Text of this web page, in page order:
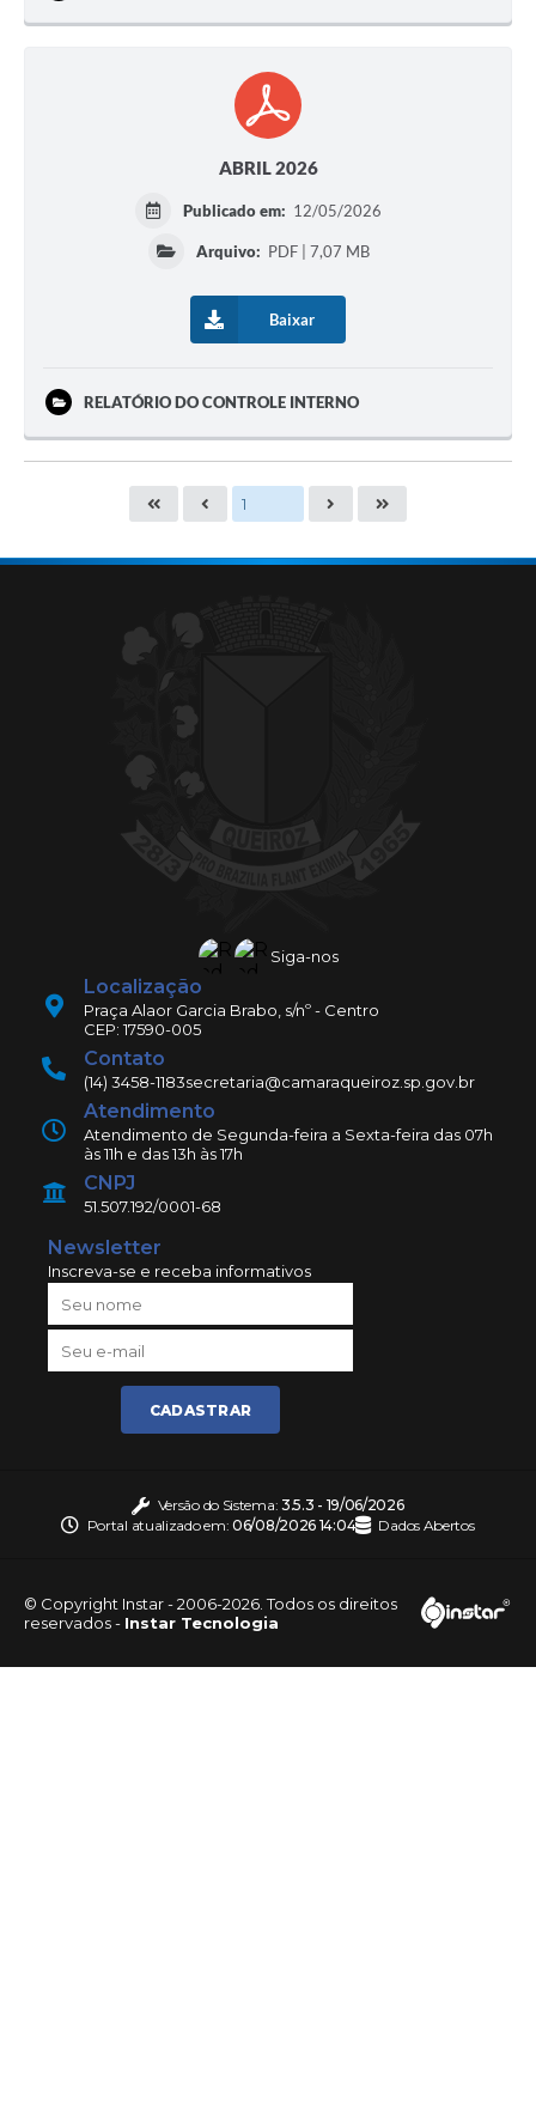
ABRIL 2026
Publicado em: 12/05/2026
Arquivo: PDF | 7,07 MB
Baixar
RELATÓRIO DO CONTROLE INTERNO
Siga-nos
Localização
Praça Alaor Garcia Brabo, s/nº - Centro
CEP: 17590-005
Contato
(14) 3458-1183secretaria@camaraqueiroz.sp.gov.br
Atendimento
Atendimento de Segunda-feira a Sexta-feira das 07h
às 11h e das 13h às 17h
CNPJ
51.507.192/0001-68
Newsletter
Inscreva-se e receba informativos
CADASTRAR
Versão do Sistema: 3.5.3 - 19/06/2026
Portal atualizado em:06/08/2026 14:04 Dados Abertos
© Copyright Instar - 2006-2026. Todos os direitos
reservados - Instar Tecnologia